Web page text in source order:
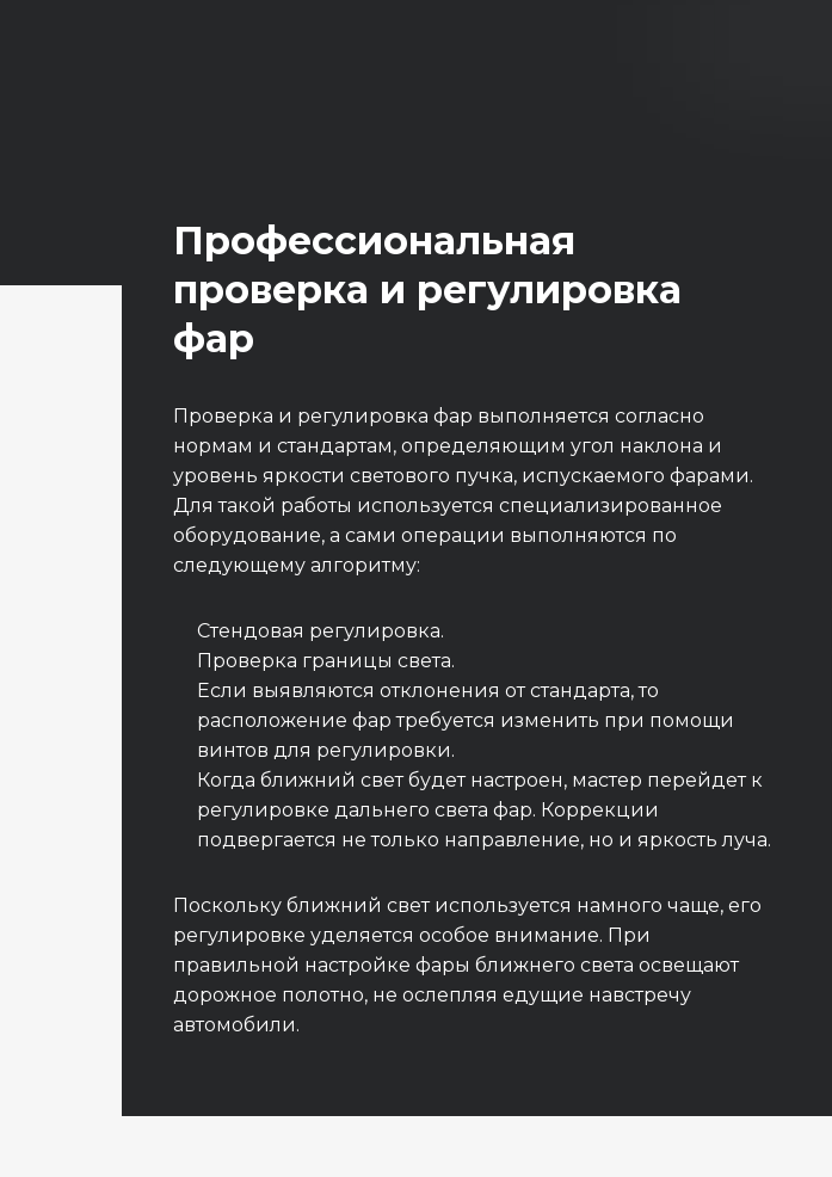
Профессиональная
проверка и регулировка
фар
Проверка и регулировка фар выполняется согласно
нормам и стандартам, определяющим угол наклона и
уровень яркости светового пучка, испускаемого фарами.
Для такой работы используется специализированное
оборудование, а сами операции выполняются по
следующему алгоритму:
Стендовая регулировка.
Проверка границы света.
Если выявляются отклонения от стандарта, то
расположение фар требуется изменить при помощи
винтов для регулировки.
Когда ближний свет будет настроен, мастер перейдет к
регулировке дальнего света фар. Коррекции
подвергается не только направление, но и яркость луча.
Поскольку ближний свет используется намного чаще, его
регулировке уделяется особое внимание. При
правильной настройке фары ближнего света освещают
дорожное полотно, не ослепляя едущие навстречу
автомобили.